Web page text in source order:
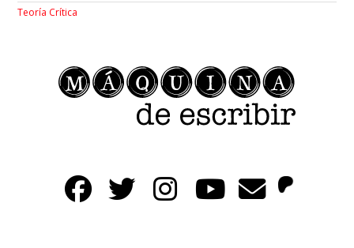
Teoría Crítica